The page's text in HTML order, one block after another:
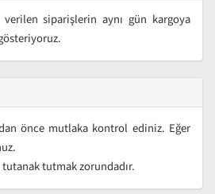
siparişlerin aynı gün kargoya
önce mutlaka kontrol ediniz. Eğer
tutmak zorundadır.